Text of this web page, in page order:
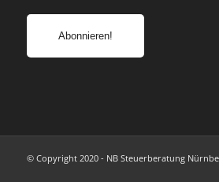
© Copyright 2020 - NB Steuerberatung